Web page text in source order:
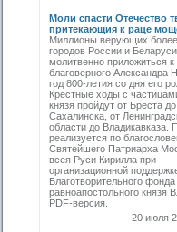
Моли спасти Отечество
притекающия к раце
Миллионы верующих
городов России и
молитвенно приложиться
благоверного Александра
год 800-летия со дня его
Крестные ходы с
князя пройдут от Бреста
Сахалинска, от
области до Владикавказа.
реализуется по
Святейшего Патриарха
всея Руси Кирилла при
организационной
Благотворительного фонда
равноапостольного князя
PDF-версия.
20 июля